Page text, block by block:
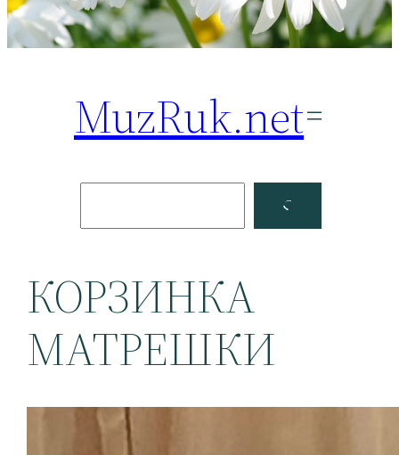
MuzRuk.net
Facebook
КОРЗИНКА
МАТРЕШКИ